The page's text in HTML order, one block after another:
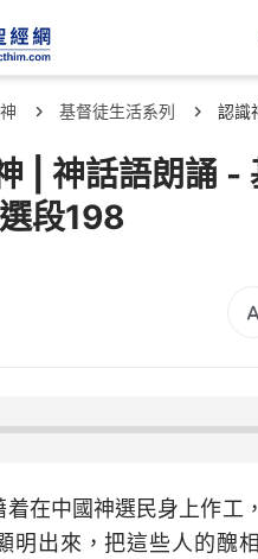
基督徒生活系列 認識
| 神話語朗誦 -
段198
着在中國神選民身上作工
明出來，把這些人的醜